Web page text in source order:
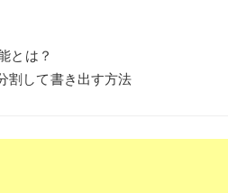
とは？
割して書き出す方法